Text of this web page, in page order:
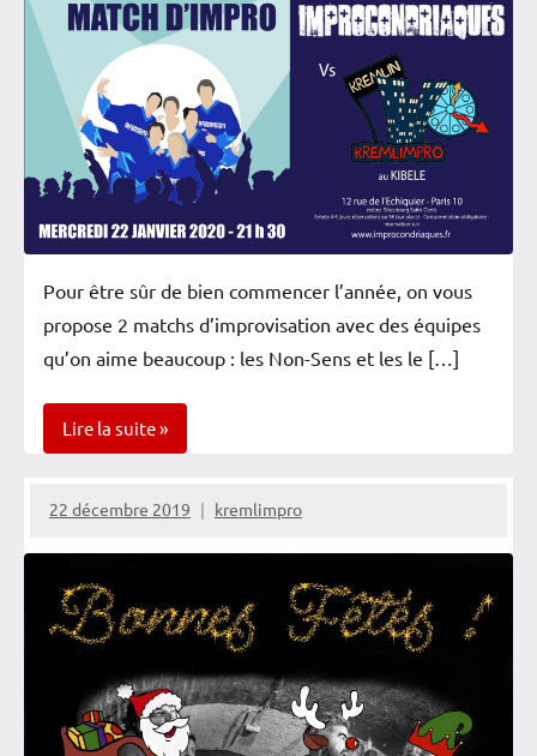
Pour être sûr de bien commencer l’année, on vous
propose 2 matchs d’improvisation avec des équipes
qu’on aime beaucoup : les Non-Sens et les le […]
Lire la suite
Newsletter
Spectacles
Vérifiés
22 décembre 2019 kremlimpro